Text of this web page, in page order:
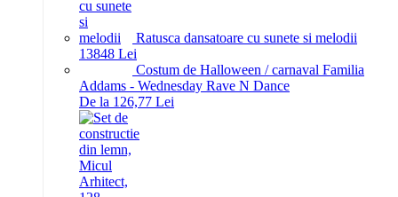
Ratusca dansatoare cu sunete si melodii
13848 Lei
Costum de Halloween / carnaval Familia
Addams - Wednesday Rave N Dance
De la 126,77 Lei